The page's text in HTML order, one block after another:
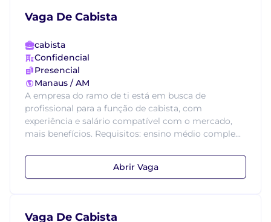
Vaga De Cabista
cabista
Confidencial
Presencial
Manaus / AM
A empresa do ramo de ti está em busca de
profissional para a função de cabista, com
experiência e salário compatível com o mercado,
mais benefícios. Requisitos: ensino médio comple...
Abrir Vaga
Vaga De Cabista